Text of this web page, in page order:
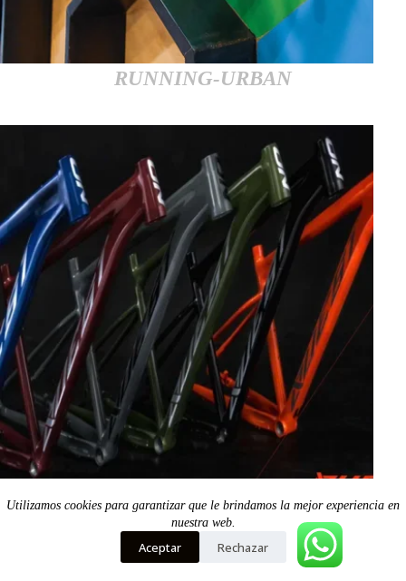
Utilizamos cookies para garantizar que le brindamos la mejor experiencia en
nuestra web.
Aceptar Rechazar
RUNNING-URBAN
MARCOS BICICLETAS